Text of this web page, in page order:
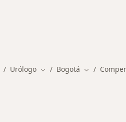
Urólogo Cambiar de ciudad
Bogotá Cambiar de